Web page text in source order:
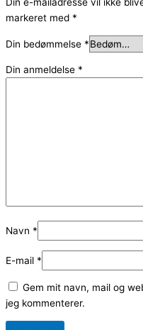
markeret med *
Din bedømmelse *
Din anmeldelse *
Navn *
E-mail *
Gem mit navn, mail og
jeg kommenterer.